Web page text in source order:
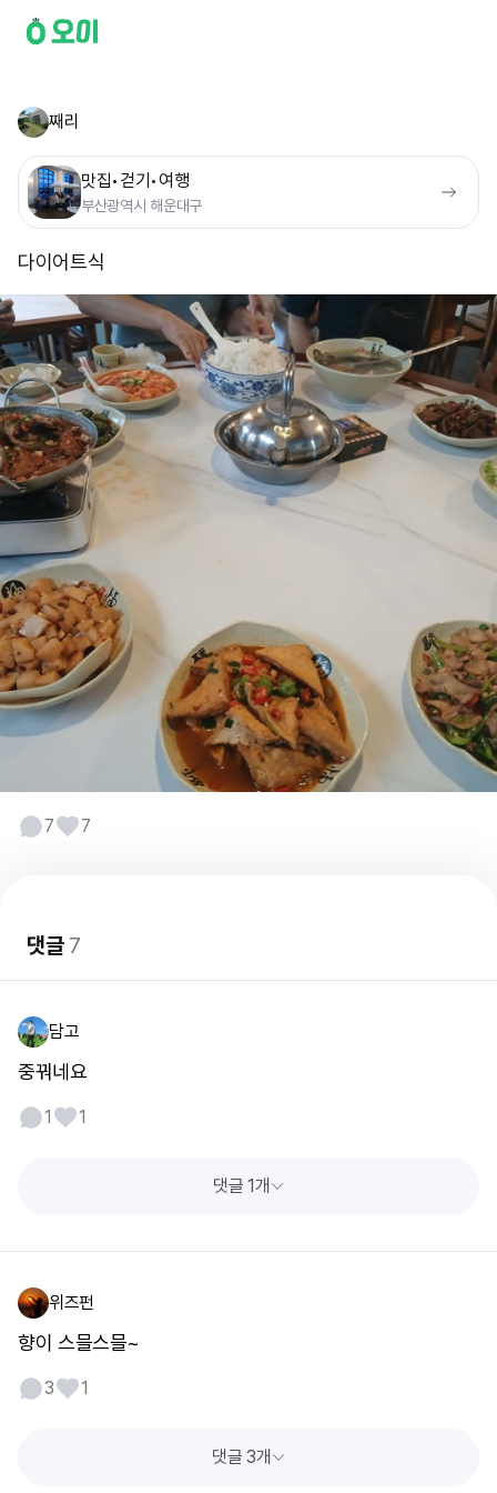
째리
맛집•걷기•여행
부산광역시 해운대구
다이어트식
7 7
댓글7
담고
중꿔네요
1 1
댓글 1개
위즈펀
향이 스믈스믈~
3 1
댓글 3개